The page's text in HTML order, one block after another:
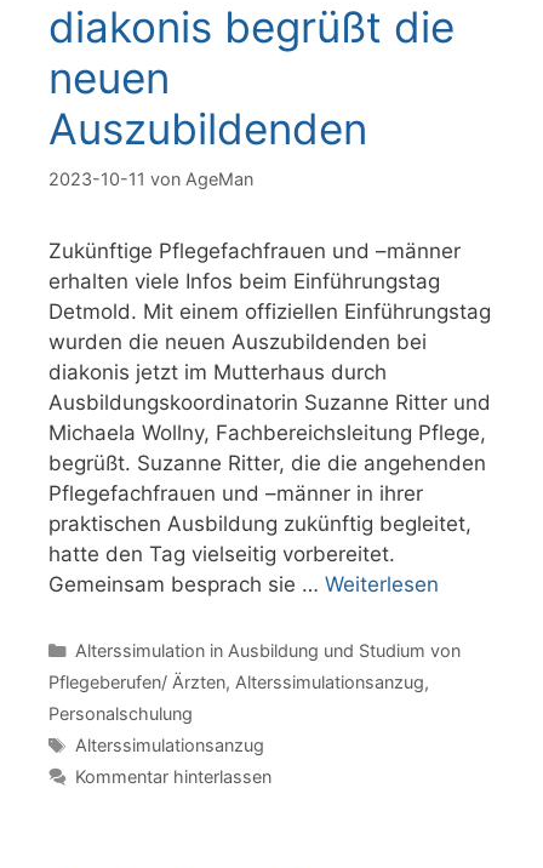
diakonis begrüßt die
neuen
Auszubildenden
2023-10-11 von AgeMan
Zukünftige Pflegefachfrauen und –männer
erhalten viele Infos beim Einführungstag
Detmold. Mit einem offiziellen Einführungstag
wurden die neuen Auszubildenden bei
diakonis jetzt im Mutterhaus durch
Ausbildungskoordinatorin Suzanne Ritter und
Michaela Wollny, Fachbereichsleitung Pflege,
begrüßt. Suzanne Ritter, die die angehenden
Pflegefachfrauen und –männer in ihrer
praktischen Ausbildung zukünftig begleitet,
hatte den Tag vielseitig vorbereitet.
Gemeinsam besprach sie … Weiterlesen
Kategorien
Alterssimulation in Ausbildung und Studium von
Pflegeberufen/ Ärzten, Alterssimulationsanzug,
Personalschulung
Schlagwörter
Alterssimulationsanzug
Kommentar hinterlassen